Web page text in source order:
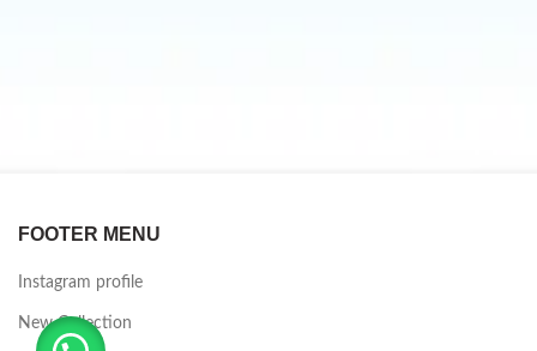
FOOTER MENU
Instagram profile
New Collection